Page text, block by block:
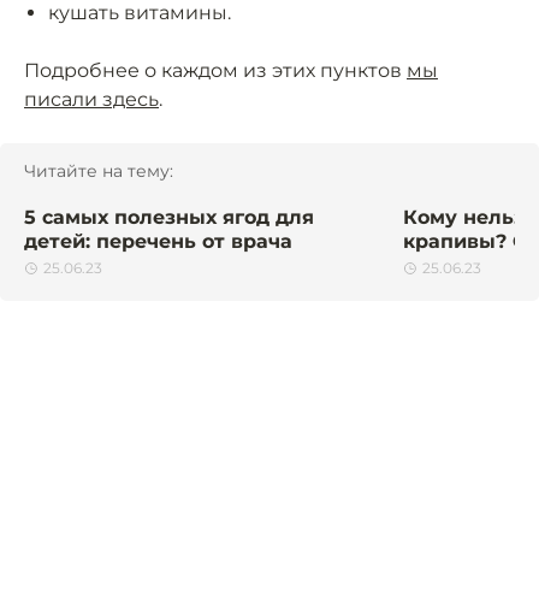
кушать витамины.
Подробнее о каждом из этих пунктов мы
писали здесь.
Читайте на тему:
5 самых полезных ягод для
детей: перечень от врача
25.06.23
Кому нельзя
крапивы?
25.06.23